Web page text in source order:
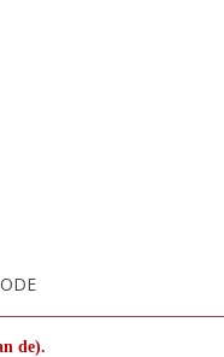
de).